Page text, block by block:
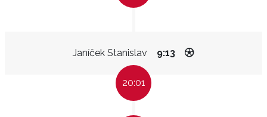
Janíček Stanislav 9:13
20:01